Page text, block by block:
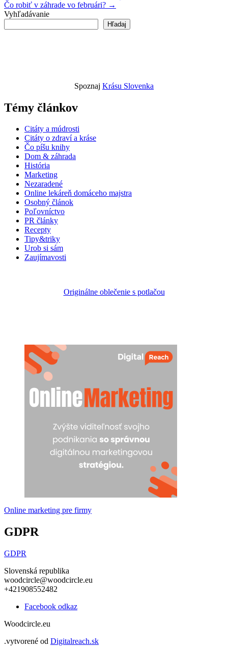
v
Čo robiť v záhrade vo februári? →
Vyhľadávanie
Hľadaj
Spoznaj Krásu Slovenka
Témy článkov
Citáty a múdrosti
Citáty o zdraví a kráse
Čo píšu knihy
Dom & záhrada
História
Marketing
Nezaradené
Online lekáreň domáceho majstra
Osobný článok
Poľovníctvo
PR články
Recepty
Tipy&triky
Urob si sám
Zaujímavosti
Originálne oblečenie s potlačou
Online marketing pre firmy
GDPR
GDPR
Slovenská republika
woodcircle@woodcircle.eu
+421908552482
Facebook odkaz
Woodcircle.eu
.vytvorené od Digitalreach.sk